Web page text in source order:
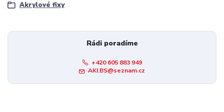
Akrylové fixy
Rádi poradíme
+420 605 883 949
AKI.BS@seznam.cz